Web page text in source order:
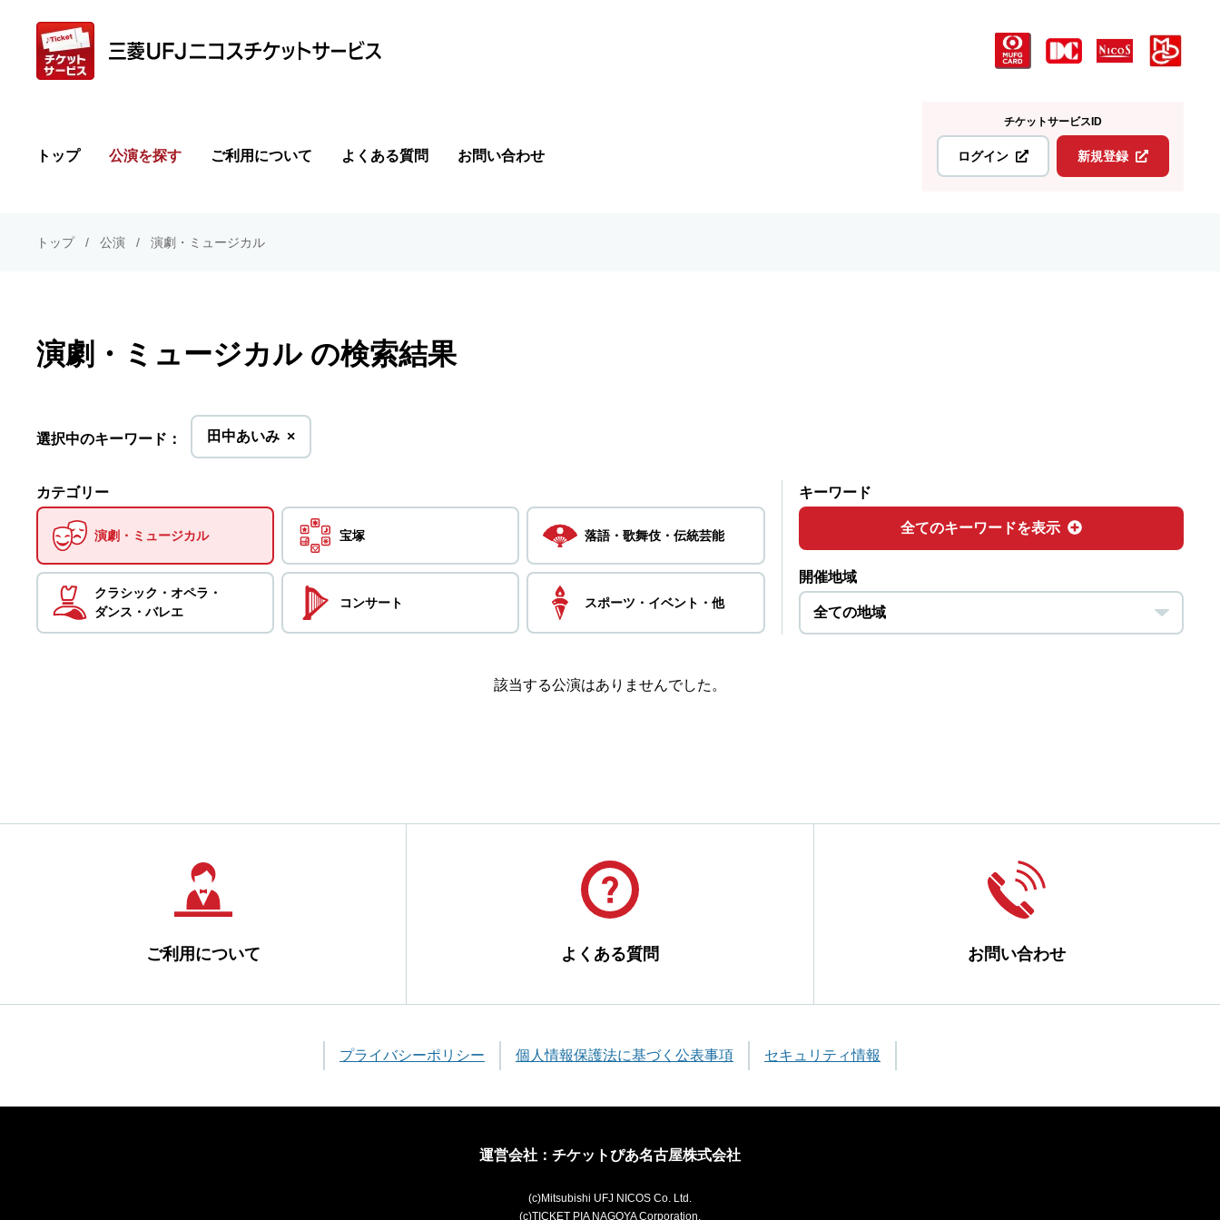
トップ 公演を探す ご利用について よくある質問 お問い合わせ
チケットサービスID
ログイン 新規登録
トップ 公演 演劇・ミュージカル
演劇・ミュージカル の検索結果
選択中のキーワード： 田中あいみを
削
×
カテゴリー
演劇・ ミュージカル 宝塚 落語・歌舞伎・伝統芸能
クラシック・ オペラ・
ダンス・ バレエ
コンサート スポーツ・ イベント・他
開催地域
キーワード
全てのキーワードを表示
該当する公演はありませんでした。
ご利用について よくある質問 お問い合わせ
プライバシーポリシー 個人情報保護法に基づく公表事項 セキュリティ情報
運営会社：チケットぴあ名古屋株式会社
(c)Mitsubishi UFJ NICOS Co. Ltd.
(c)TICKET PIA NAGOYA Corporation.